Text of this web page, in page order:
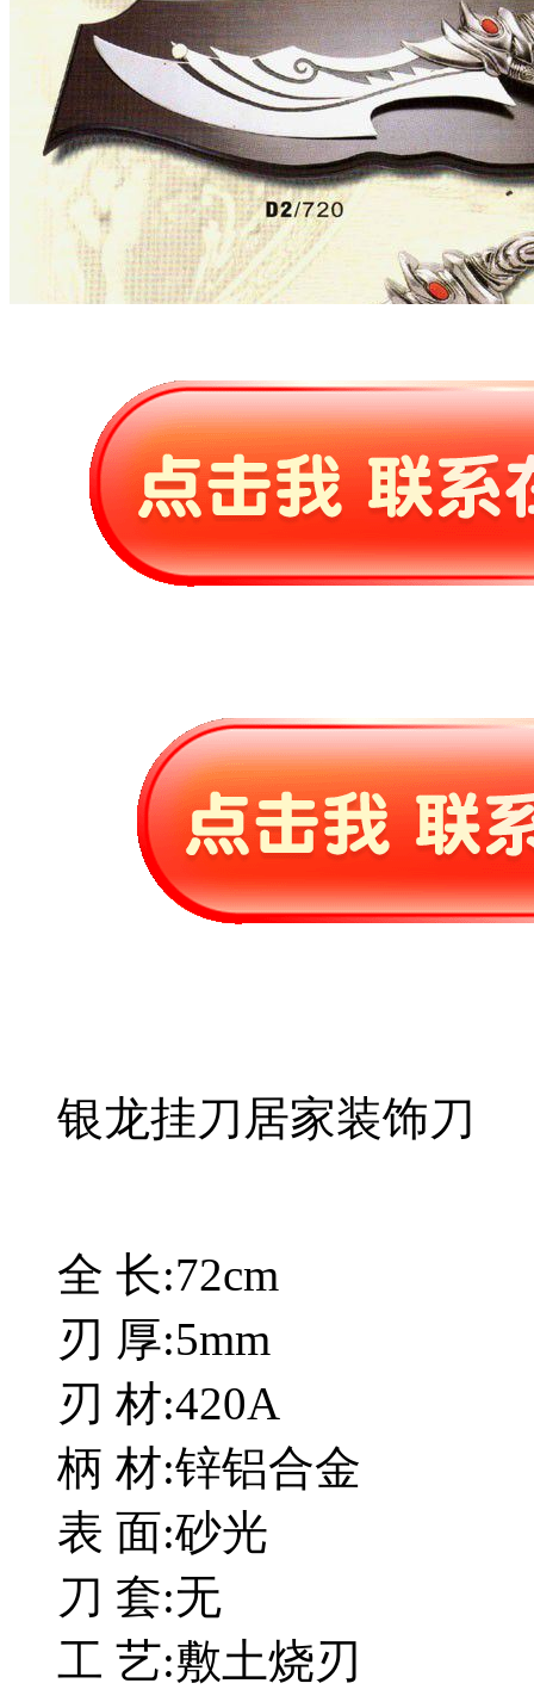
银龙挂刀居家装饰刀
全 长:72cm
刃 厚:5mm
刃 材:420A
柄 材:锌铝合金
表 面:砂光
刀 套:无
工 艺:敷土烧刃